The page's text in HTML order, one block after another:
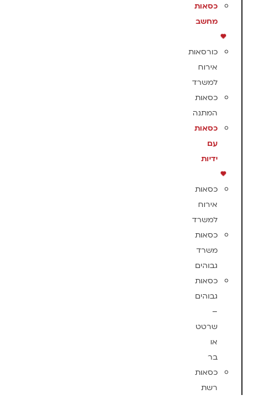
כסאות
מחשב
כורסאות
אירוח
למשרד
כסאות
המתנה
כסאות
עם
ידיות
כסאות
אירוח
למשרד
כסאות
משרד
גבוהים
כסאות
גבוהים
–
שרטט
או
בר
כסאות
רשת